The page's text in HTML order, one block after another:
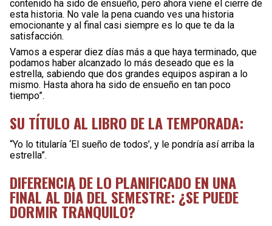
contenido ha sido de ensueño, pero ahora viene el cierre de
esta historia. No vale la pena cuando ves una historia
emocionante y al final casi siempre es lo que te da la
satisfacción.
Vamos a esperar diez días más a que haya terminado, que
podamos haber alcanzado lo más deseado que es la
estrella, sabiendo que dos grandes equipos aspiran a lo
mismo. Hasta ahora ha sido de ensueño en tan poco
tiempo”.
SU TÍTULO AL LIBRO DE LA TEMPORADA:
“Yo lo titularía ‘El sueño de todos’, y le pondría así arriba la
estrella”.
DIFERENCIA DE LO PLANIFICADO EN UNA
FINAL AL DÍA DEL SEMESTRE: ¿SE PUEDE
DORMIR TRANQUILO?